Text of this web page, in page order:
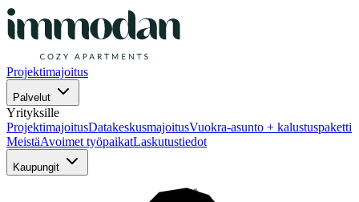
Projektimajoitus
Palvelut
Yrityksille
ProjektimajoitusDatakeskusmajoitusVuokra-asunto + kalustuspaketti
MeistäAvoimet työpaikatLaskutustiedot
Kaupungit